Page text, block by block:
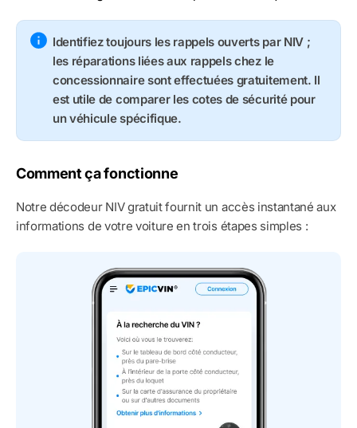
Identifiez toujours les rappels ouverts par NIV ;
les réparations liées aux rappels chez le
concessionnaire sont effectuées gratuitement. Il
est utile de comparer les cotes de sécurité pour
un véhicule spécifique.
Comment ça fonctionne
Notre décodeur NIV gratuit fournit un accès instantané aux
informations de votre voiture en trois étapes simples :